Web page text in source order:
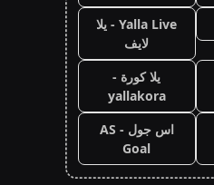
Yalla Live - يلا
لايف
يلا كورة -
yallakora
اس جول - AS
Goal